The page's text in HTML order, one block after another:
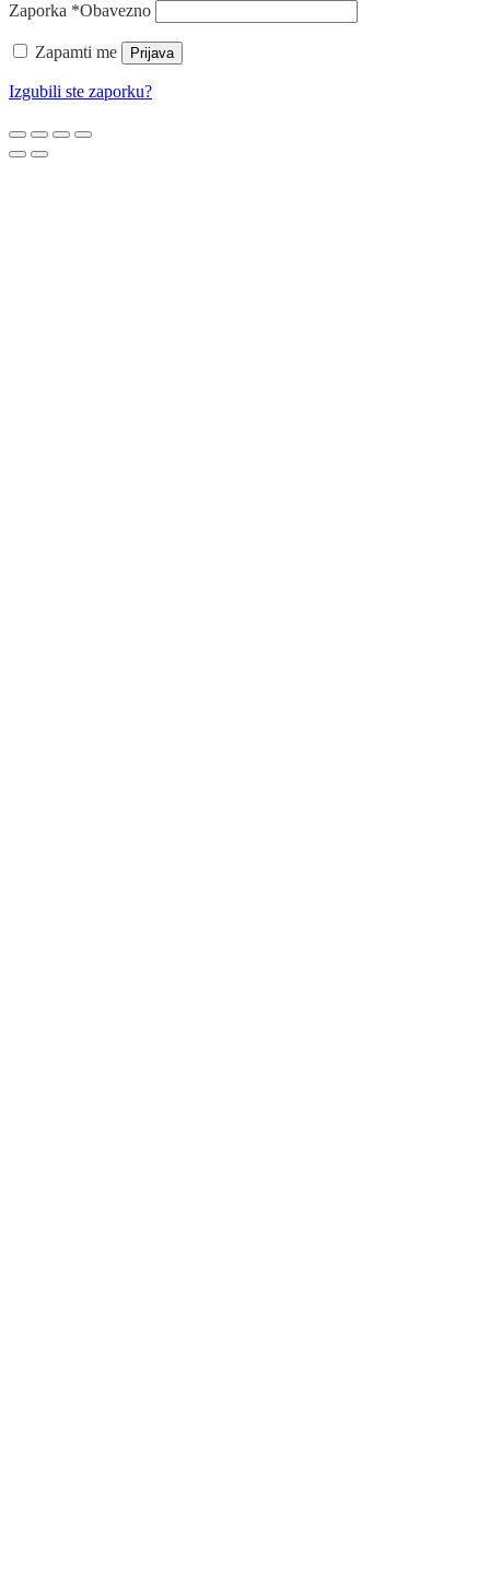
Zaporka *Obavezno
Zapamti me Prijava
Izgubili ste zaporku?